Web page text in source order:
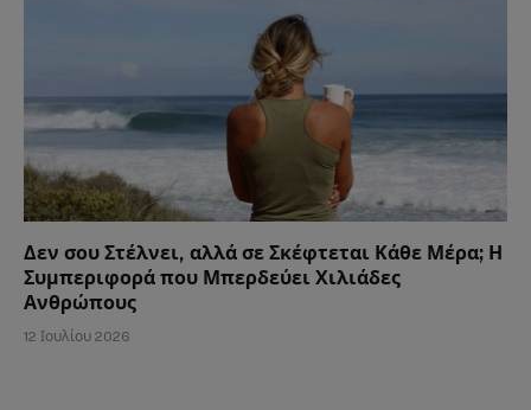
Δεν σου Στέλνει, αλλά σε Σκέφτεται Κάθε Μέρα; Η
Συμπεριφορά που Μπερδεύει Χιλιάδες
Ανθρώπους
12 Ιουλίου 2026